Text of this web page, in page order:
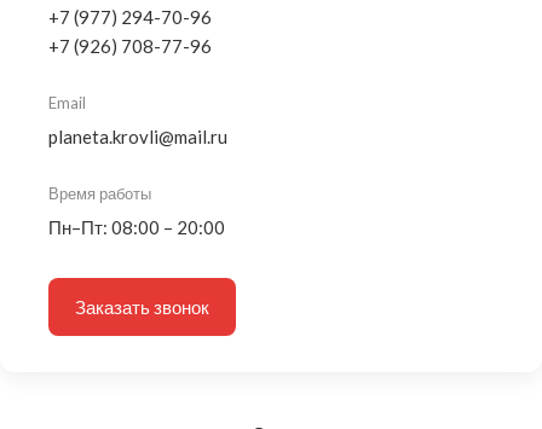
+7 (977) 294-70-96
+7 (926) 708-77-96
Email
planeta.krovli@mail.ru
Время работы
Пн–Пт: 08:00 – 20:00
Заказать звонок